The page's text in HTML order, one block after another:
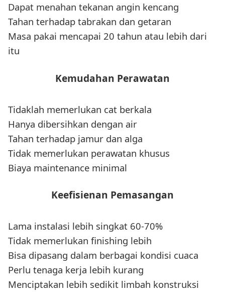
Dapat menahan tekanan angin kencang
Tahan terhadap tabrakan dan getaran
Masa pakai mencapai 20 tahun atau lebih dari
itu
Kemudahan Perawatan
Tidaklah memerlukan cat berkala
Hanya dibersihkan dengan air
Tahan terhadap jamur dan alga
Tidak memerlukan perawatan khusus
Biaya maintenance minimal
Keefisienan Pemasangan
Lama instalasi lebih singkat 60-70%
Tidak memerlukan finishing lebih
Bisa dipasang dalam berbagai kondisi cuaca
Perlu tenaga kerja lebih kurang
Menciptakan lebih sedikit limbah konstruksi